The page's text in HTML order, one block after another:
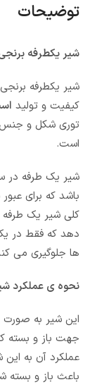
توضیحات
شیر یکطرفه برنجی خنبره 1
کیفیت و تولید
توری شکل و جنس
است.
شیر یک طرفه در
باشد که برای
کلی شیر یک طرفه
دهد که فقط در
ها جلوگیری می
نحوه ی عملکرد
این شیر به
جهت باز و بسته
عملکرد آن به
باعث باز و